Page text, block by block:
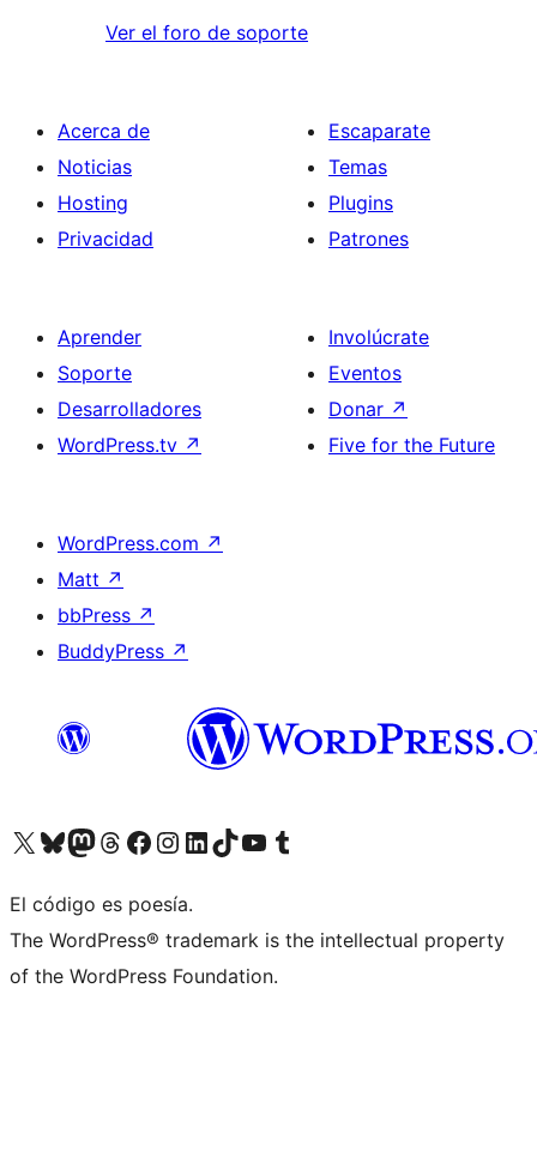
Ver el foro de soporte
Acerca de
Noticias
Hosting
Privacidad
Escaparate
Temas
Plugins
Patrones
Aprender
Soporte
Desarrolladores
WordPress.tv ↗
Involúcrate
Eventos
Donar ↗
Five for the Future
WordPress.com ↗
Matt ↗
bbPress ↗
BuddyPress ↗
Visita nuestra cuenta de X (anteriormente Twitter)
Visita nuestra cuenta de Bluesky
Visita nuestra cuenta de Mastodon
Visita nuestra cuenta de Threads
Visita nuestra página de Facebook
Visita nuestra cuenta de Instagram
Visita nuestra cuenta de LinkedIn
Visita nuestra cuenta de TikTok
Visita nuestro canal de YouTube
Visita nuestra cuenta de Tumblr
El código es poesía.
The WordPress® trademark is the intellectual property
of the WordPress Foundation.